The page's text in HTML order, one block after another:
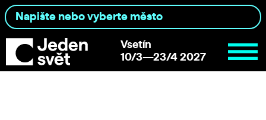
Vsetín
10/3—23/4 2027